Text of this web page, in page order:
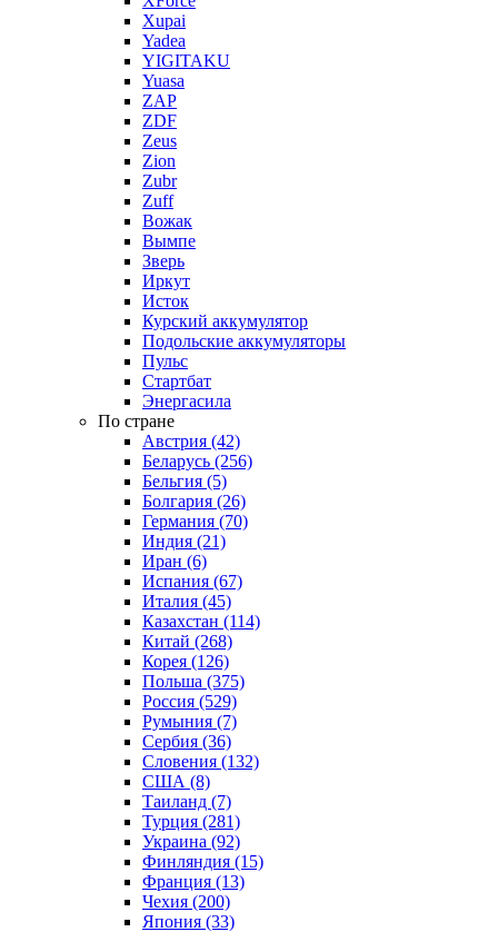
Xupai
Yadea
YIGITAKU
Yuasa
ZAP
ZDF
Zeus
Zion
Zubr
Zuff
Вожак
Вымпе
Зверь
Иркут
Исток
Курский аккумулятор
Подольские аккумуляторы
Пульс
Стартбат
Энергасила
По стране
Австрия (42)
Беларусь (256)
Бельгия (5)
Болгария (26)
Германия (70)
Индия (21)
Иран (6)
Испания (67)
Италия (45)
Казахстан (114)
Китай (268)
Корея (126)
Польша (375)
Россия (529)
Румыния (7)
Сербия (36)
Словения (132)
США (8)
Таиланд (7)
Турция (281)
Украина (92)
Финляндия (15)
Франция (13)
Чехия (200)
Япония (33)